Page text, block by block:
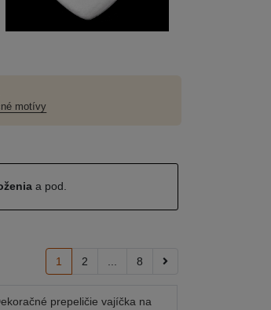
motívy
a pod.
1 2 8
prepeličie vajíčka na